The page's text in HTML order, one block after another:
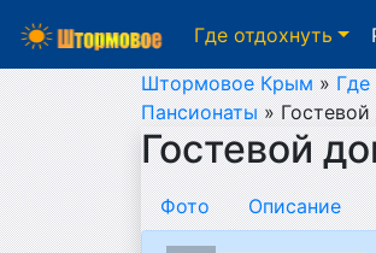
Где отдохнуть
Штормовое Крым»Где
Пансионаты»
Гостевой
Фото Описание